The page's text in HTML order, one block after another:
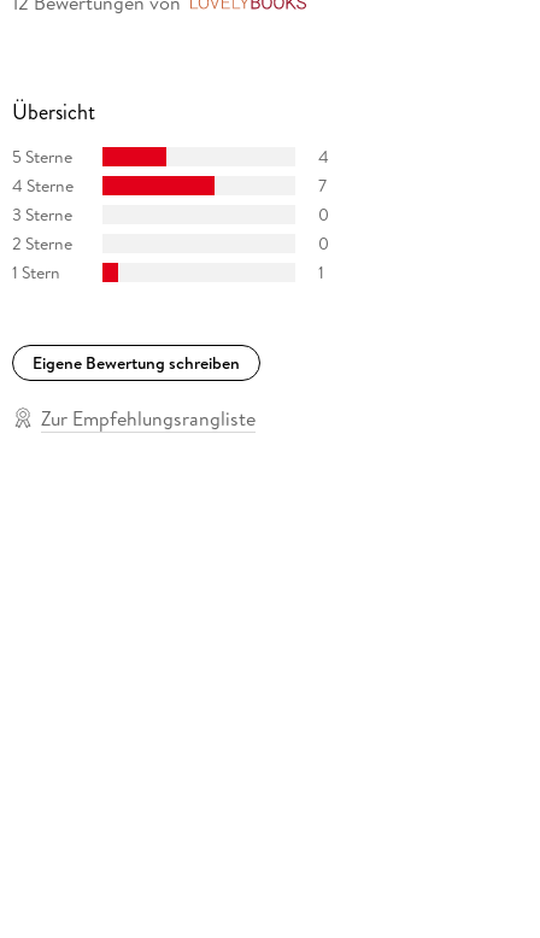
Übersicht
5 Sterne
4
4 Sterne
7
3 Sterne
0
2 Sterne
0
1 Stern
1
Eigene Bewertung schreiben
Zur Empfehlungsrangliste